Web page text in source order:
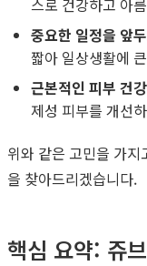
스로 건강하고 아
중요한 일정을 앞
짧아 일상생활에
근본적인 피부 건
제성 피부를 개선
위와 같은 고민을 가
을 찾아드리겠습니다.
핵심 요약: 쥬